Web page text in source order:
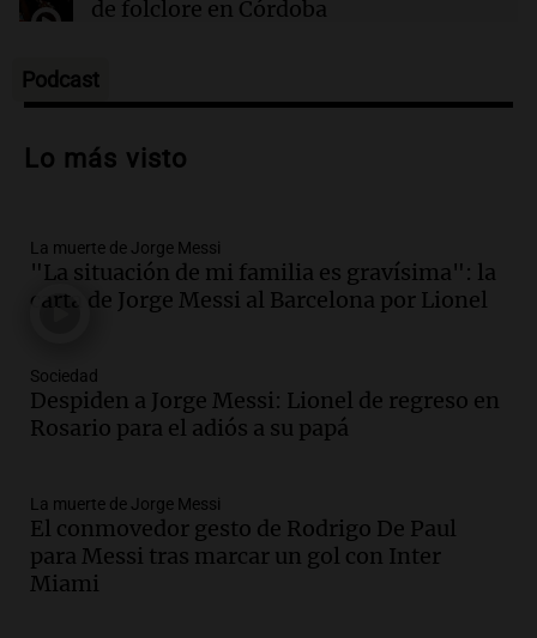
de folclore en Córdoba
Audio.Trágico accidente en Mendoza:
vehículos desde un puente
Audio.Tragedia en Mendoza: un muerto
y cinco heridos tras caer dos autos desde
un puente
Episodios
Audio.Messi llegará esta noche a
Rosario para acompañar a su familia
Episodios
Audio.Ley de Propiedad Privada: el revés
en el Congreso expuso una debilidad
comunicacional del Gobierno
Podcast
Lo más visto
La muerte de Jorge Messi
"La situación de mi familia es gravísima": la
carta de Jorge Messi al Barcelona por Lionel
Sociedad
Despiden a Jorge Messi: Lionel de regreso en
Rosario para el adiós a su papá
La muerte de Jorge Messi
El conmovedor gesto de Rodrigo De Paul
para Messi tras marcar un gol con Inter
Miami